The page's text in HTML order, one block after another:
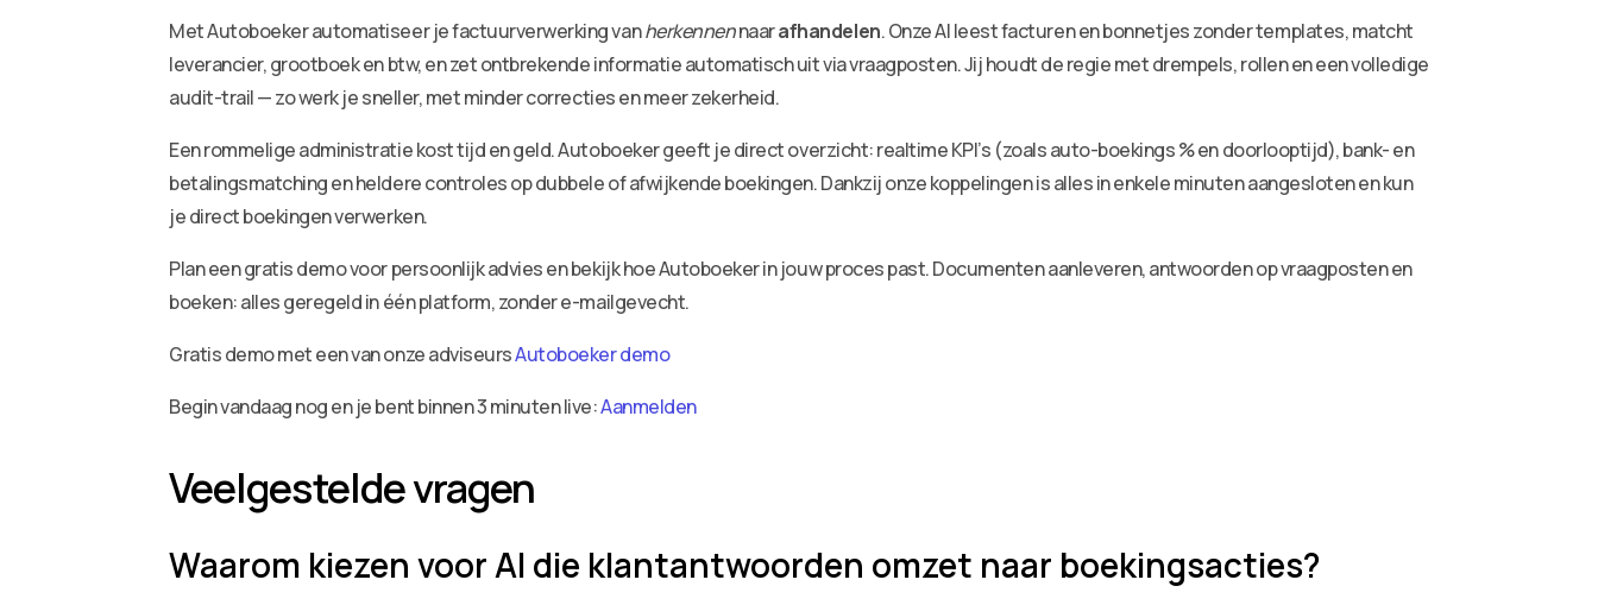
Met Autoboeker automatiseer je factuurverwerking vanherkennennaarafhandelen. Onze AI leest facturen en bonnetjes zonder templates, matcht
leverancier, grootboek en btw, en zet ontbrekende informatie automatisch uit via vraagposten. Jij houdt de regie met drempels, rollen en een volledige
audit-trail — zo werk je sneller, met minder correcties en meer zekerheid.
Een rommelige administratie kost tijd en geld. Autoboeker geeft je direct overzicht: realtime KPI’s (zoals auto-boekings % en doorlooptijd), bank- en
betalingsmatching en heldere controles op dubbele of afwijkende boekingen. Dankzij onze koppelingen is alles in enkele minuten aangesloten en kun
je direct boekingen verwerken.
Plan een gratis demo voor persoonlijk advies en bekijk hoe Autoboeker in jouw proces past. Documenten aanleveren, antwoorden op vraagposten en
boeken: alles geregeld in één platform, zonder e-mailgevecht.
Gratis demo met een van onze adviseursAutoboeker demo
Begin vandaag nog en je bent binnen 3 minuten live:Aanmelden
Veelgestelde vragen
Waarom kiezen voor AI die klantantwoorden omzet naar boekingsacties?